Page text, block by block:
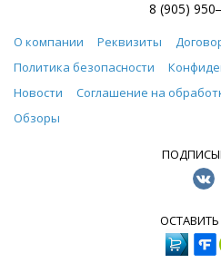
8 (905)
О компании Реквизиты
Политика безопасности
Новости
Соглашение на
Обзоры
ОСТАВИТЬ